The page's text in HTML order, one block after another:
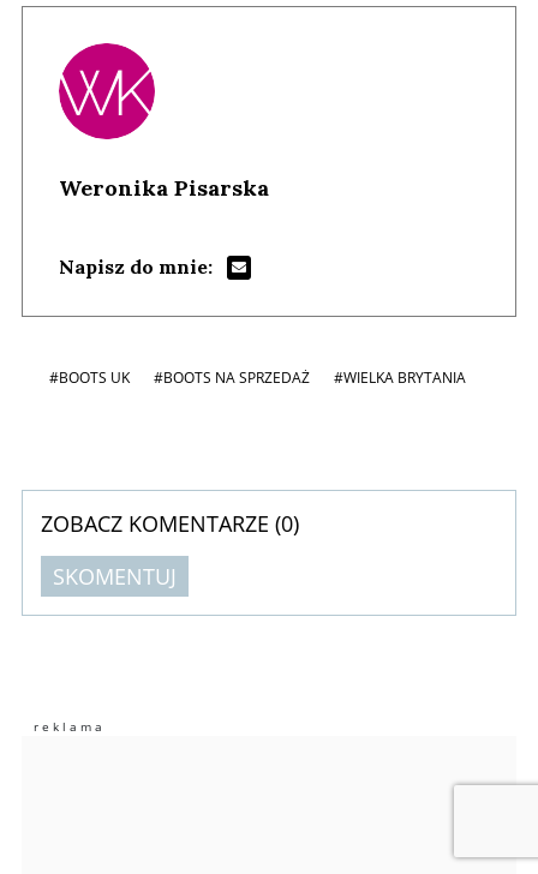
Weronika Pisarska
Napisz do mnie:
#BOOTS UK #BOOTS NA SPRZEDAŻ #WIELKA BRYTANIA
ZOBACZ KOMENTARZE (0)
SKOMENTUJ
Imię (Wymagane)